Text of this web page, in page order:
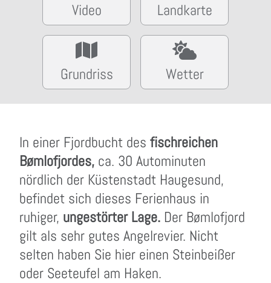
Video Landkarte
Grundriss Wetter
In einer Fjordbucht des fischreichen
Bømlofjordes, ca. 30 Autominuten
nördlich der Küstenstadt Haugesund,
befindet sich dieses Ferienhaus in
ruhiger, ungestörter Lage. Der Bømlofjord
gilt als sehr gutes Angelrevier. Nicht
selten haben Sie hier einen Steinbeißer
oder Seeteufel am Haken.